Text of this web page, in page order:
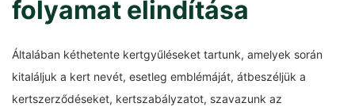
folyamat elindítása
Általában kéthetente kertgyűléseket tartunk, amelyek során
kitaláljuk a kert nevét, esetleg emblémáját, átbeszéljük a
kertszerződéseket, kertszabályzatot, szavazunk az